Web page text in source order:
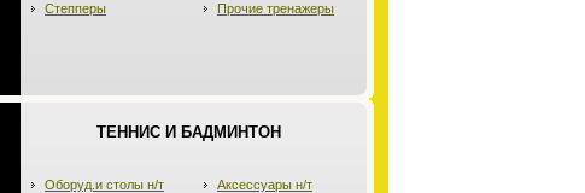
Степперы Прочие тренажеры
ТЕННИС И БАДМИНТОН
Оборуд.и столы н/т Аксессуары н/т